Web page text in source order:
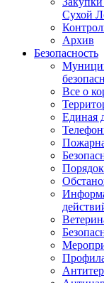
Сухой
Архив
Безопасность
Все о
Единая